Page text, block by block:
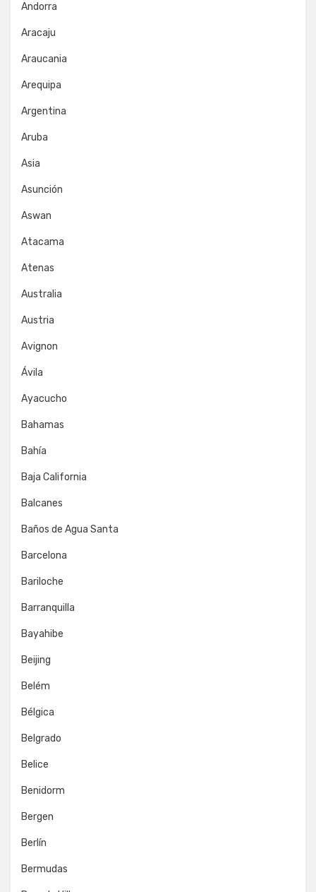
Andorra
Aracaju
Araucania
Arequipa
Argentina
Aruba
Asia
Asunción
Aswan
Atacama
Atenas
Australia
Austria
Avignon
Ávila
Ayacucho
Bahamas
Bahía
Baja California
Balcanes
Baños de Agua Santa
Barcelona
Bariloche
Barranquilla
Bayahibe
Beijing
Belém
Bélgica
Belgrado
Belice
Benidorm
Bergen
Berlín
Bermudas